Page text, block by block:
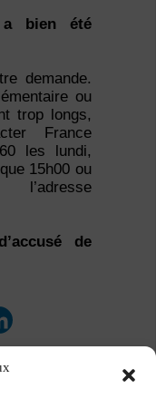
a bien été
demande.
ou
trop longs,
France
les lundi,
15h00 ou
de